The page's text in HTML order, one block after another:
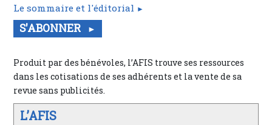
Le sommaire et l'éditorial
S'ABONNER
Produit par des bénévoles, l’AFIS trouve ses ressources
dans les cotisations de ses adhérents et la vente de sa
revue sans publicités.
L’AFIS